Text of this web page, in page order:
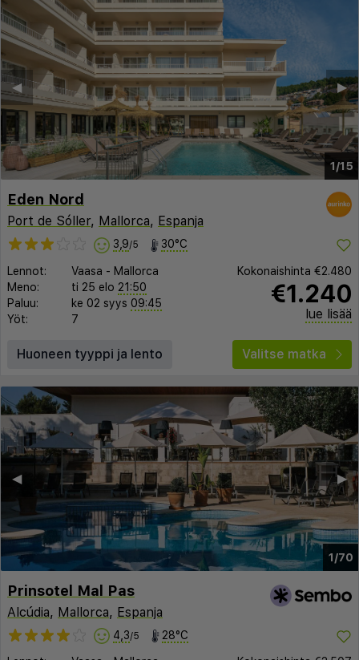
1/15
▶︎
◀︎
Eden Nord
Port de Sóller, Mallorca, Espanja
3,9/5 30°C
Lennot: Vaasa - Mallorca
Meno:
ti 25 elo 21:50
Paluu:
ke 02 syys 09:45
Yöt:
7
Kokonaishinta €2.480
€1.240
lue lisää
Huoneen tyyppi ja lento Valitse matka
1/70
▶︎
◀︎
Prinsotel Mal Pas
Alcúdia, Mallorca, Espanja
4,3/5 28°C